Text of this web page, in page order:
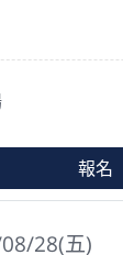
報名
28(五)